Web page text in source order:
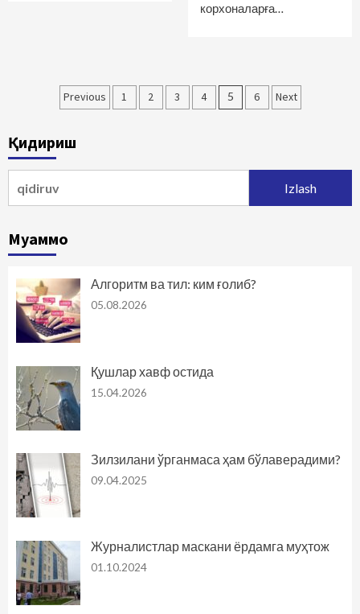
корхоналарға…
Maqolalar
harakatlanish
Previous 1 2 3 4 5 6 Next
Қидириш
Муаммо
Алгоритм ва тил: ким ғолиб?
05.08.2026
Қушлар хавф остида
15.04.2026
Зилзилани ўрганмаса ҳам бўлаверадими?
09.04.2025
Журналистлар маскани ёрдамга муҳтож
01.10.2024